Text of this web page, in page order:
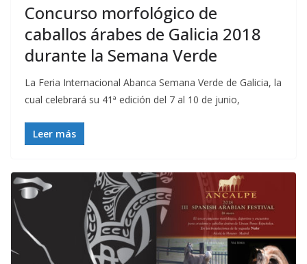
Concurso morfológico de
caballos árabes de Galicia 2018
durante la Semana Verde
La Feria Internacional Abanca Semana Verde de Galicia, la
cual celebrará su 41ª edición del 7 al 10 de junio,
Leer más